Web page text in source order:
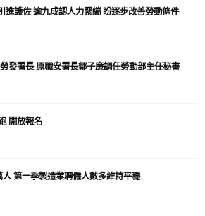
進護佐 逾九成認人力緊繃 盼逐步改善勞動條件
發署長 原職安署長鄒子廉調任勞動部主任秘書
開放報名
第一季製造業聘僱人數多維持平穩